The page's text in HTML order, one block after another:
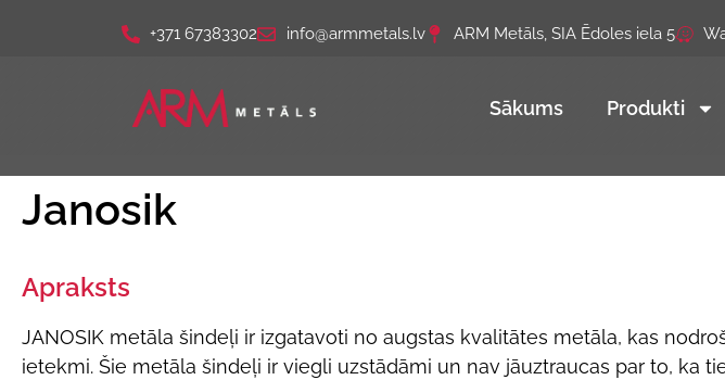
+371 67383302 info@armmetals.lv ARM Metāls, SIA Ēdoles iela 5
Sākums Produkti
Janosik
Apraksts
JANOSIK metāla šindeļi ir izgatavoti no augstas kvalitātes metāla, kas
ietekmi. Šie metāla šindeļi ir viegli uzstādāmi un nav jāuztraucas par to, ka